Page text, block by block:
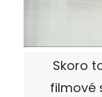
Skoro
filmové